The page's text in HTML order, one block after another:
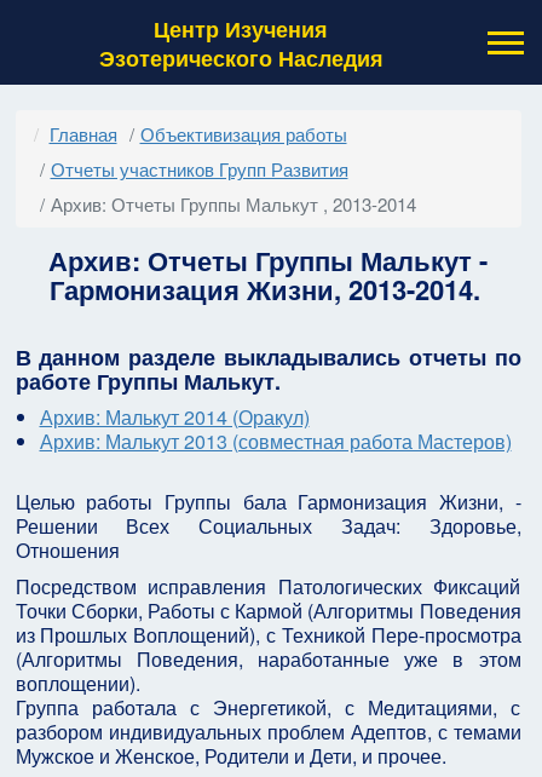
Центр Изучения
Эзотерического Наследия
Главная
Объективизация работы
Отчеты участников Групп Развития
Архив: Отчеты Группы Малькут , 2013-2014
Архив: Отчеты Группы Малькут -
Гармонизация Жизни, 2013-2014.
В данном разделе выкладывались отчеты по
работе Группы Малькут.
Архив: Малькут 2014 (Оракул)
Архив: Малькут 2013 (совместная работа Мастеров)
Целью работы Группы бала Гармонизация Жизни, -
Решении Всех Социальных Задач: Здоровье,
Отношения
Посредством исправления Патологических Фиксаций
Точки Сборки, Работы с Кармой (Алгоритмы Поведения
из Прошлых Воплощений), с Техникой Пере-просмотра
(Алгоритмы Поведения, наработанные уже в этом
воплощении).
Группа работала с Энергетикой, с Медитациями, с
разбором индивидуальных проблем Адептов, с темами
Мужское и Женское, Родители и Дети, и прочее.